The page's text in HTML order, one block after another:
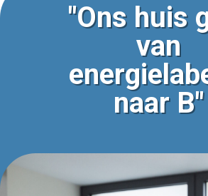
"Ons huis
van
naar B"